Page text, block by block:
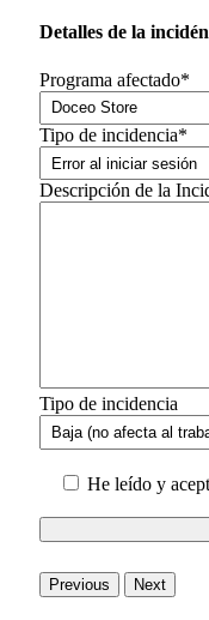
Detalles de la
Programa afectado*
Tipo de incidencia*
Descripción de la
Tipo de incidencia
He leído y
Previous Next